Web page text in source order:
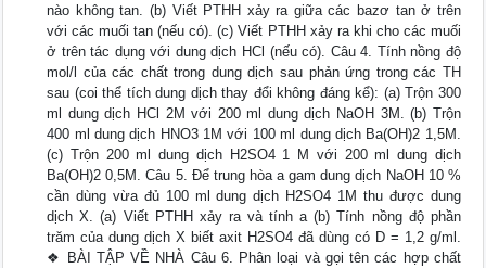
nào không tan. (b) Viết PTHH xảy ra giữa các bazơ tan ở trên
với các muối tan (nếu có). (c) Viết PTHH xảy ra khi cho các muối
ở trên tác dụng với dung dịch HCl (nếu có). Câu 4. Tính nồng độ
mol/l của các chất trong dung dịch sau phản ứng trong các TH
sau (coi thể tích dung dịch thay đổi không đáng kể): (a) Trộn 300
ml dung dịch HCl 2M với 200 ml dung dịch NaOH 3M. (b) Trộn
400 ml dung dịch HNO3 1M với 100 ml dung dịch Ba(OH)2 1,5M.
(c) Trộn 200 ml dung dịch H2SO4 1 M với 200 ml dung dịch
Ba(OH)2 0,5M. Câu 5. Để trung hòa a gam dung dịch NaOH 10 %
cần dùng vừa đủ 100 ml dung dịch H2SO4 1M thu được dung
dịch X. (a) Viết PTHH xảy ra và tính a (b) Tính nồng độ phần
trăm của dung dịch X biết axit H2SO4 đã dùng có D = 1,2 g/ml.
❖ BÀI TẬP VỀ NHÀ Câu 6. Phân loại và gọi tên các hợp chất